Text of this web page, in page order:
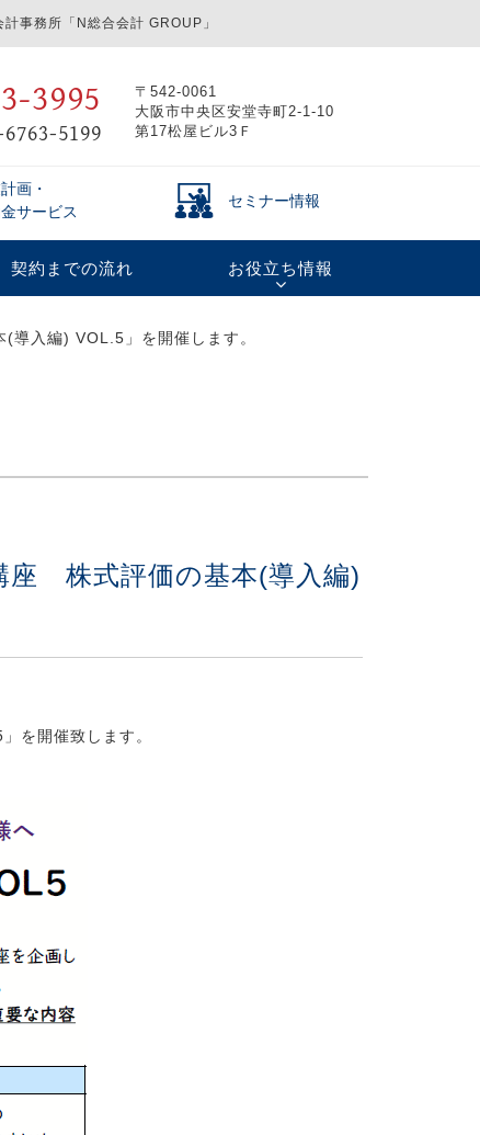
事務所「N総合会計 GROUP」
3995
5199
〒542-0061
大阪市中央区安堂寺町2-1-10
第17松屋ビル3Ｆ
画・
サービス
セミナー情報
契約までの流れ お役立ち情報
入編) VOL.5」を開催します。
座 株式評価の基本(導入編)
を開催致します。